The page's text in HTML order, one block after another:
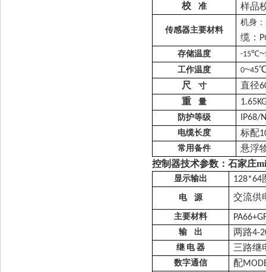
校 准 样品
传感器主要材料
机身：
缆： P
存储温度
-15℃~
工作温度
0~45
尺
寸 直径
重 量
防护等级 IP68/
电缆长度 标配
常用备件
悬浮
控制器技术参数： 石家庄
显示输出 128*64
电 源 交流供
主要材料
输 出 两路4-
继 电 器 三路继
数字通信 配